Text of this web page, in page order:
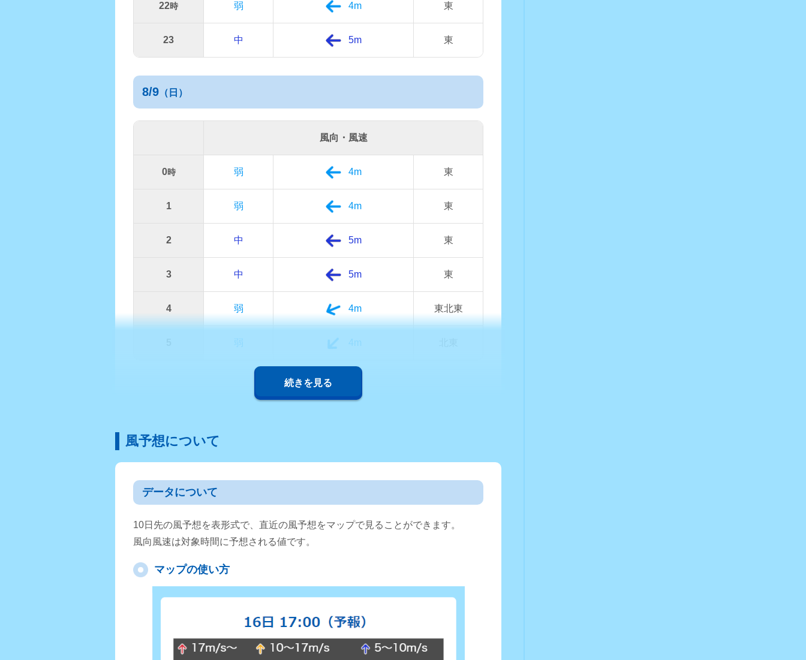
22時 弱 4m 東
23 中 5m 東
8/9 （日）
風向・風速
0時 弱 4m 東
1 弱 4m 東
2 中 5m 東
3 中 5m 東
4 弱 4m 東北東
弱 4m
続きを見る
風予想について
データについて
10日先の風予想を表形式で、直近の風予想をマップで見ることができます。
風向風速は対象時間に予想される値です。
マップの使い方